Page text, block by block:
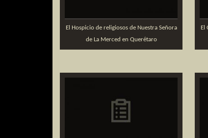
El Hospicio de religiosos de Nuestra Señora
de La Merced en Querétaro
El